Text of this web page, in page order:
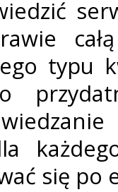
typu
się po